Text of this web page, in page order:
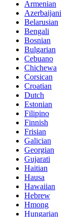
Armenian
Azerbaijani
Belarusian
Bengali
Bosnian
Bulgarian
Cebuano
Chichewa
Corsican
Croatian
Dutch
Estonian
Filipino
Finnish
Frisian
Galician
Georgian
Gujarati
Haitian
Hausa
Hawaiian
Hebrew
Hmong
Hungarian